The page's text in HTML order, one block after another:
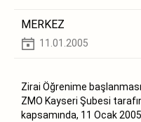
MERKEZ
11.01.2005
Zirai Öğrenime
ZMO Kayseri Şubesi
kapsamında, 11 Ocak